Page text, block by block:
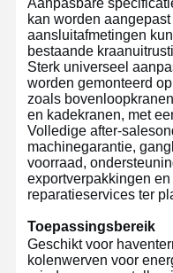
Thuis
kan worden
aansluitafmetingen
bestaande
Sterk universeel
worden gemonteerd
zoals
en kadekranen, met
Volledige after-
machinegarantie,
voorraad,
exportverpakkingen
reparatieservices ter
Toepassingsbereik
Geschikt voor
kolenwerven voor